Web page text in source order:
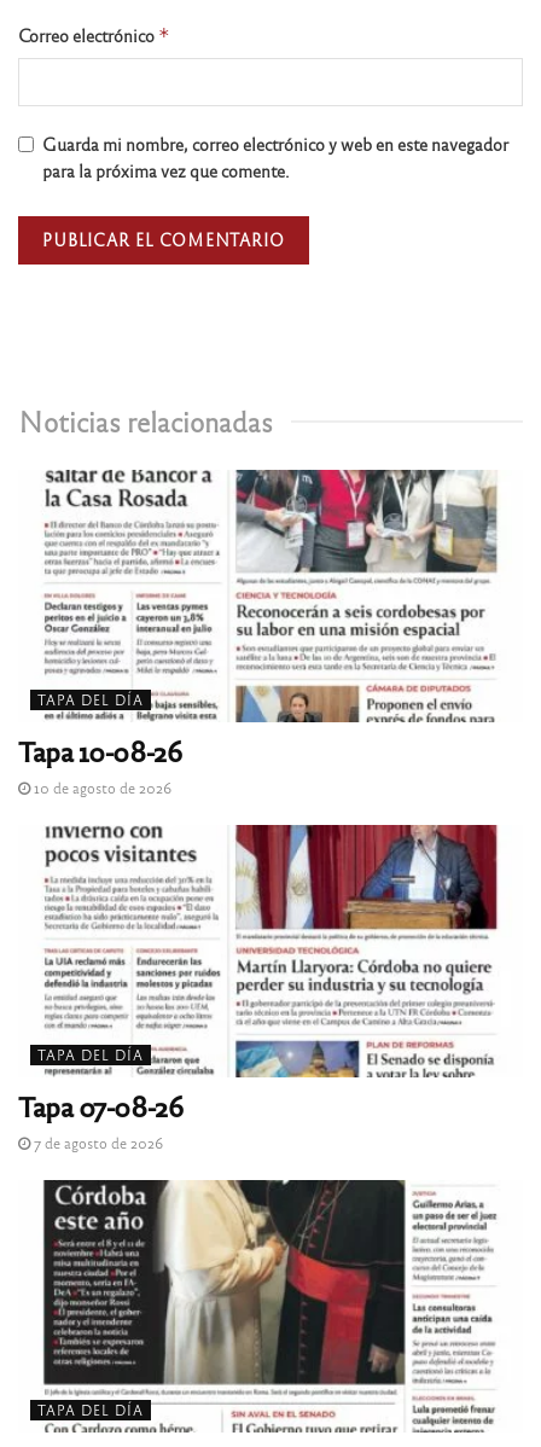
Noticias relacionadas
TAPA DEL DÍA
Tapa 10-08-26
10 de agosto de 2026
TAPA DEL DÍA
Tapa 07-08-26
7 de agosto de 2026
TAPA DEL DÍA
Correo electrónico *
Guarda mi nombre, correo electrónico y web en este navegador
para la próxima vez que comente.